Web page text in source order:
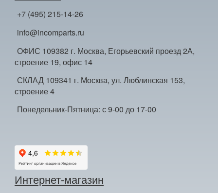
+7 (495) 215-14-26
info@incomparts.ru
ОФИС 109382 г. Москва, Егорьевский проезд 2А,
строение 19, офис 14
СКЛАД 109341 г. Москва, ул. Люблинская 153,
строение 4
Понедельник-Пятница: с 9-00 до 17-00
Интернет-магазин